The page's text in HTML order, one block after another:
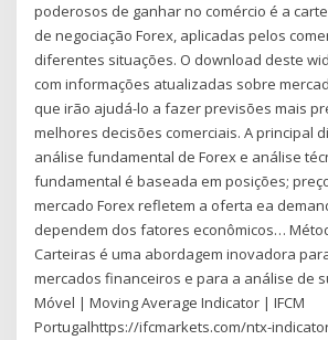
poderosos de ganhar no comércio é a
de negociação Forex, aplicadas pelos
diferentes situações. O download deste
com informações atualizadas sobre
que irão ajudá-lo a fazer previsões mais
melhores decisões comerciais. A principal
análise fundamental de Forex e análise
fundamental é baseada em posições;
mercado Forex refletem a oferta ea
dependem dos fatores econômicos…
Carteiras é uma abordagem inovadora
mercados financeiros e para a análise de
Móvel | Moving Average Indicator | IFCM
Portugalhttps://ifcmarkets.com/ntx-